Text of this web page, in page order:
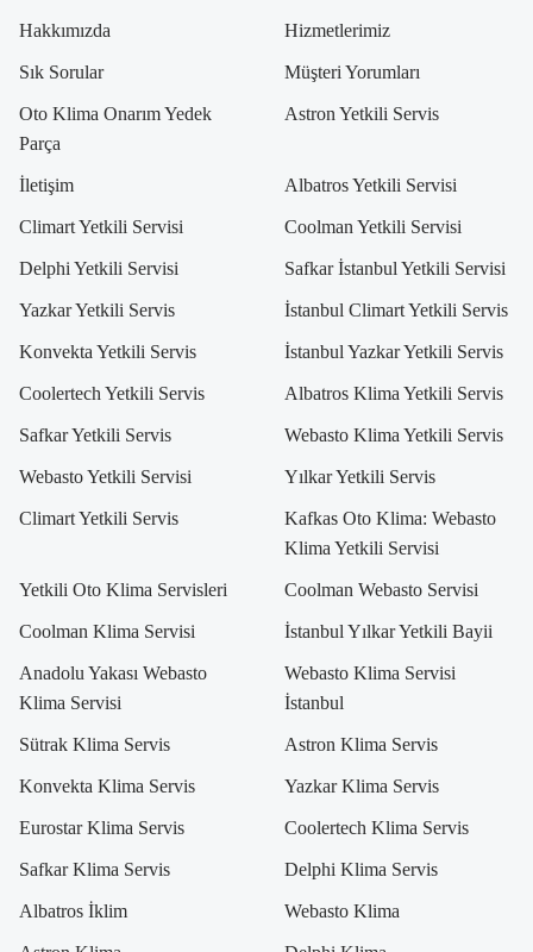
Hakkımızda Hizmetlerimiz
Sık Sorular Müşteri Yorumları
Oto Klima Onarım Yedek
Parça
Astron Yetkili Servis
İletişim Albatros Yetkili Servisi
Climart Yetkili Servisi Coolman Yetkili Servisi
Delphi Yetkili Servisi Safkar İstanbul Yetkili Servisi
Yazkar Yetkili Servis İstanbul Climart Yetkili Servis
Konvekta Yetkili Servis İstanbul Yazkar Yetkili Servis
Coolertech Yetkili Servis Albatros Klima Yetkili Servis
Safkar Yetkili Servis Webasto Klima Yetkili Servis
Webasto Yetkili Servisi Yılkar Yetkili Servis
Climart Yetkili Servis
Kafkas Oto Klima: Webasto
Klima Yetkili Servisi
Yetkili Oto Klima Servisleri Coolman Webasto Servisi
Coolman Klima Servisi İstanbul Yılkar Yetkili Bayii
Anadolu Yakası Webasto
Klima Servisi
Webasto Klima Servisi
İstanbul
Sütrak Klima Servis Astron Klima Servis
Konvekta Klima Servis Yazkar Klima Servis
Eurostar Klima Servis Coolertech Klima Servis
Safkar Klima Servis Delphi Klima Servis
Albatros İklim Webasto Klima